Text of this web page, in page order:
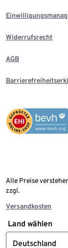
Widerrufsrecht
AGB
Alle Preise
zzgl.
Versandkosten
Land wählen
Deutschland